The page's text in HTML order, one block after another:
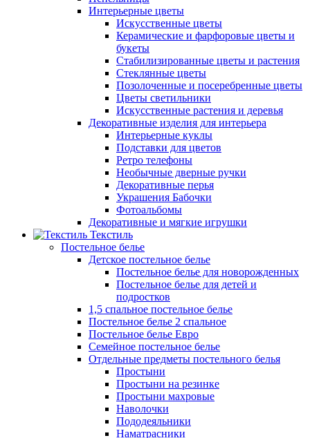
Интерьерные цветы
Искусственные цветы
Керамические и фарфоровые цветы и
букеты
Стабилизированные цветы и растения
Стеклянные цветы
Позолоченные и посеребренные цветы
Цветы светильники
Искусственные растения и деревья
Декоративные изделия для интерьера
Интерьерные куклы
Подставки для цветов
Ретро телефоны
Необычные дверные ручки
Декоративные перья
Украшения Бабочки
Фотоальбомы
Декоративные и мягкие игрушки
Текстиль
Постельное белье
Детское постельное белье
Постельное белье для новорожденных
Постельное белье для детей и
подростков
1,5 спальное постельное белье
Постельное белье 2 спальное
Постельное белье Евро
Семейное постельное белье
Отдельные предметы постельного белья
Простыни
Простыни на резинке
Простыни махровые
Наволочки
Пододеяльники
Наматрасники